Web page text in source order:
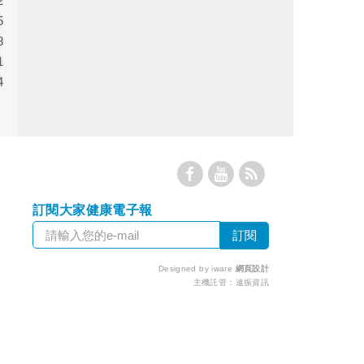
訂閱大家健康電子報
Designed by iware 網頁設計
主機託管： 遠振資訊